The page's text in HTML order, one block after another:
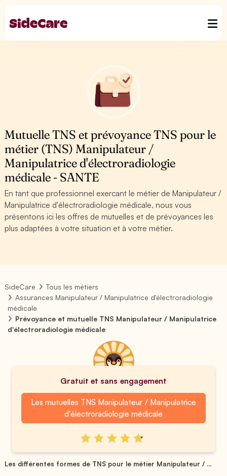
Mutuelle TNS et prévoyance TNS pour le
métier (TNS) Manipulateur /
Manipulatrice d'électroradiologie
médicale - SANTE
En tant que professionnel exercant le métier de Manipulateur /
Manipulatrice d'électroradiologie médicale, nous vous
présentons ici les offres de mutuelles et de prévoyances les
plus adaptées à votre situation et à votre métier.
SideCare
Tous les métiers
Assurances Manipulateur / Manipulatrice d'électroradiologie
médicale
Prévoyance et mutuelle TNS Manipulateur / Manipulatrice
d'électroradiologie médicale
Gratuit et sans engagement
Les mutuelles TNS Manipulateur / Manipulatrice
d'électroradiologie médicale
Les différentes formes de TNS pour le métier Manipulateur / ...